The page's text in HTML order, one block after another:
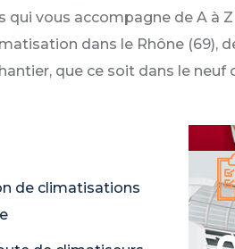
qui vous accompagne de A à
dans le Rhône (69),
que ce soit dans le neuf
de climatisations